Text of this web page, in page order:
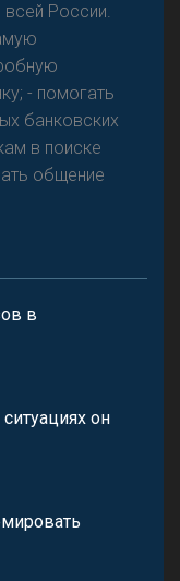
России.
- помогать
банковских
в поиске
общение
в
он